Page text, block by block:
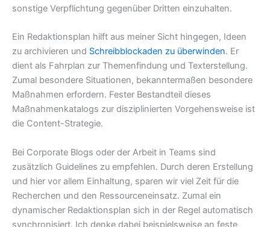
sonstige Verpflichtung gegenüber Dritten einzuhalten.
Ein Redaktionsplan hilft aus meiner Sicht hingegen, Ideen
zu archivieren und Schreibblockaden zu überwinden. Er
dient als Fahrplan zur Themenfindung und Texterstellung.
Zumal besondere Situationen, bekanntermaßen besondere
Maßnahmen erfordern. Fester Bestandteil dieses
Maßnahmenkatalogs zur disziplinierten Vorgehensweise ist
die Content-Strategie.
Bei Corporate Blogs oder der Arbeit in Teams sind
zusätzlich Guidelines zu empfehlen. Durch deren Erstellung
und hier vor allem Einhaltung, sparen wir viel Zeit für die
Recherchen und den Ressourceneinsatz. Zumal ein
dynamischer Redaktionsplan sich in der Regel automatisch
synchronisiert. Ich denke dabei beispielsweise an feste